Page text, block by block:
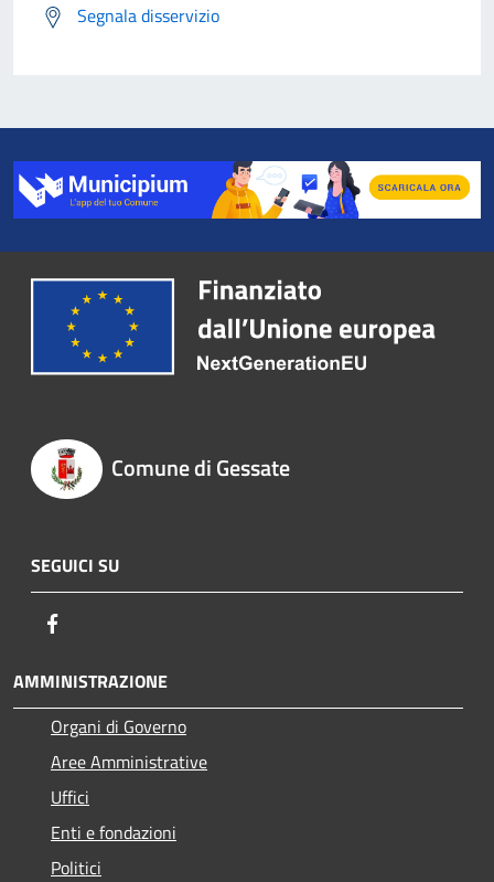
Segnala disservizio
Comune di Gessate
SEGUICI SU
AMMINISTRAZIONE
Organi di Governo
Aree Amministrative
Uffici
Enti e fondazioni
Politici